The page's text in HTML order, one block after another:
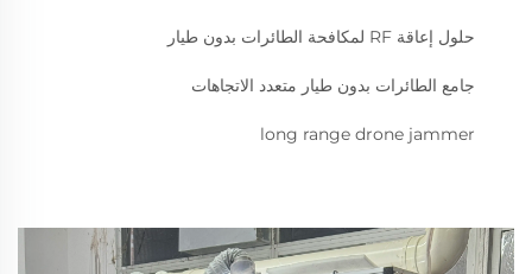
حلول إعاقة RF لمكافحة الطائرات بدون طيار
جامع الطائرات بدون طيار متعدد الاتجاهات
long range drone jammer